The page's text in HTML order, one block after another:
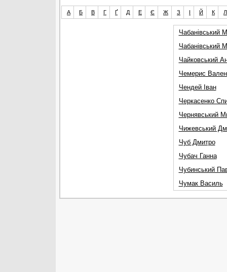
А Б В Г Ґ Д Е Є Ж З І Й К Л
Чабанівський
Чабанівський
Чайковський
Чемерис
Чендей Іван
Черкасенко
Чернявський
Чижевський
Чуб Дмитро
Чубач Ганна
Чубинський
Чумак Василь